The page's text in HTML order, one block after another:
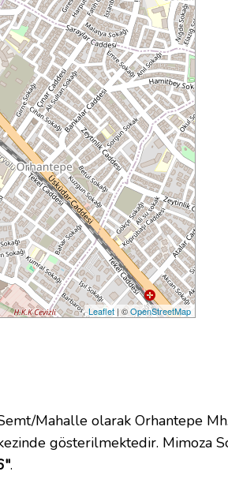
Leaflet | ©OpenStreetMap
Mahalle olarak Orhantepe
gösterilmektedir. Mimoza
.